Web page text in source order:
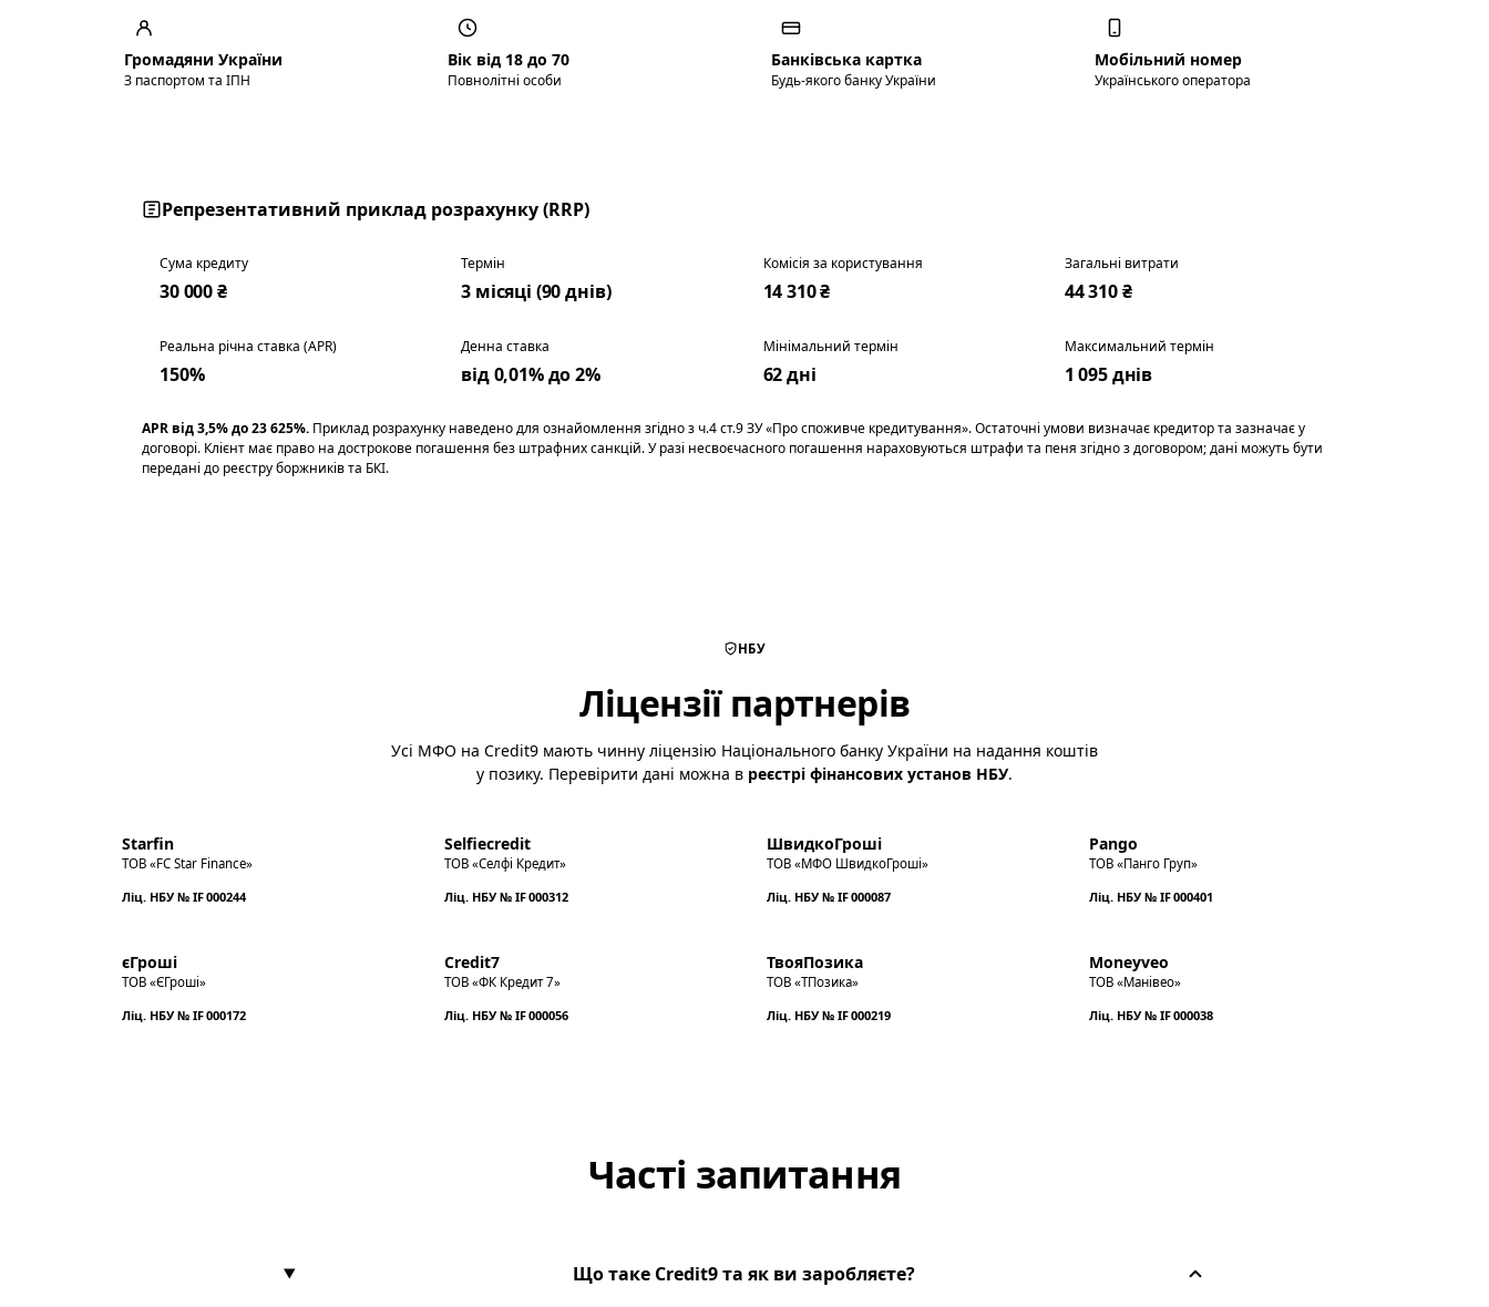
Громадяни України
З паспортом та ІПН
Вік від 18 до 70
Повнолітні особи
Банківська картка
Будь-якого банку України
Мобільний номер
Українського оператора
Репрезентативний приклад розрахунку (RRP)
Сума кредиту
30 000 ₴
Термін
3 місяці (90 днів)
Комісія за користування
14 310 ₴
Загальні витрати
44 310 ₴
Реальна річна ставка (APR)
150%
Денна ставка
від 0,01% до 2%
Мінімальний термін
62 дні
Максимальний термін
1 095 днів
APR від 3,5% до 23 625%. Приклад розрахунку наведено для ознайомлення згідно з ч.4 ст.9 ЗУ «Про споживче кредитування». Остаточні умови визначає кредитор та зазначає у
договорі. Клієнт має право на дострокове погашення без штрафних санкцій. У разі несвоєчасного погашення нараховуються штрафи та пеня згідно з договором; дані можуть бути
передані до реєстру боржників та БКІ.
НБУ
Ліцензії партнерів
Усі МФО на Credit9 мають чинну ліцензію Національного банку України на надання коштів
у позику. Перевірити дані можна в реєстрі фінансових установ НБУ.
Starfin
ТОВ «FC Star Finance»
Ліц. НБУ № IF 000244
Selfiecredit
ТОВ «Селфі Кредит»
Ліц. НБУ № IF 000312
ШвидкоГроші
ТОВ «МФО ШвидкоГроші»
Ліц. НБУ № IF 000087
Pango
ТОВ «Панго Груп»
Ліц. НБУ № IF 000401
єГроші
ТОВ «ЄГроші»
Ліц. НБУ № IF 000172
Credit7
ТОВ «ФК Кредит 7»
Ліц. НБУ № IF 000056
ТвояПозика
ТОВ «ТПозика»
Ліц. НБУ № IF 000219
Moneyveo
ТОВ «Манівео»
Ліц. НБУ № IF 000038
Часті запитання
Що таке Credit9 та як ви заробляєте?